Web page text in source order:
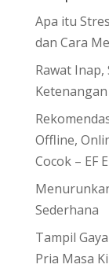
Apa itu
dan Cara
Rawat
Offline,
Cocok – EF
Sederhana
Tampil
Pria Masa